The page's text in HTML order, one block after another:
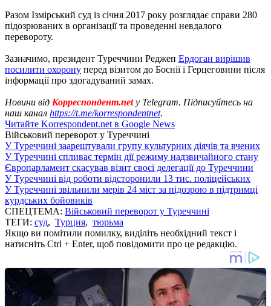
Разом Ізмірський суд із січня 2017 року розглядає справи 280
підозрюваних в організації та проведенні невдалого
перевороту.
Зазначимо, президент Туреччини Реджеп Ердоган вирішив
посилити охорону перед візитом до Боснії і Герцеговини після
інформації про здогадуваний замах.
Новини від Корреспондент.netу Telegram. Підписуйтесь на
наш канал https://t.me/korrespondentnet.
Читайте Korrespondent.net в Google News
Військовий переворот у Туреччині
У Туреччині заарештували групу культурних діячів та вчених
У Туреччині спливає термін дії режиму надзвичайного стану
Європарламент скасував візит своєї делегації до Туреччини
У Туреччині від роботи відсторонили 13 тис. поліцейських
У Туреччині звільнили мерів 24 міст за підозрою в підтримці
курдських бойовиків
СПЕЦТЕМА: Військовий переворот у Туреччині
ТЕГИ: суд, Турция, тюрьма
Якщо ви помітили помилку, виділіть необхідний текст і
натисніть Ctrl + Enter, щоб повідомити про це редакцію.